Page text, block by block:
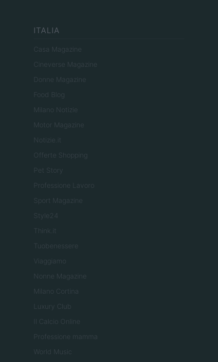
ITALIA
Casa Magazine
Cineverse Magazine
Donne Magazine
Food Blog
Milano Notizie
Motor Magazine
Notizie.it
Offerte Shopping
Pet Story
Professione Lavoro
Sport Magazine
Style24
Think.it
Tuobenessere
Viaggiamo
Nonne Magazine
Milano Cortina
Luxury Club
Il Calcio Online
Professione mamma
World Music